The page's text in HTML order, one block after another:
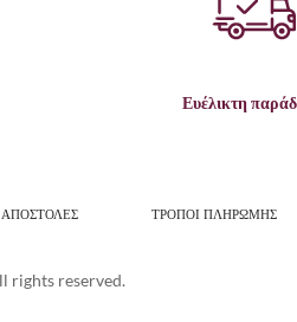
Ευέλικτη
ΤΡΟΠΟΙ ΠΛΗΡΩΜΗΣ
rights reserved.